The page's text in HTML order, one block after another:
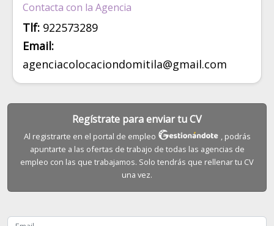
Contacta con la Agencia
Tlf: 922573289
Email:
agenciacolocaciondomitila@gmail.com
Regístrate para enviar tu CV
Al registrarte en el portal de empleo
, podrás
apuntarte a las ofertas de trabajo de todas las agencias de
empleo con las que trabajamos. Solo tendrás que rellenar tu CV
una vez.